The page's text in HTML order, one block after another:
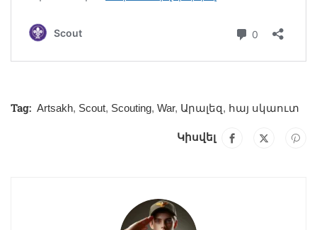
Tag: Artsakh, Scout, Scouting, War, Արալեզ, հայ սկաուտ
Կիսվել